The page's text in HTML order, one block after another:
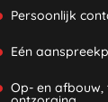
Persoonlijk
Eén
Op- en